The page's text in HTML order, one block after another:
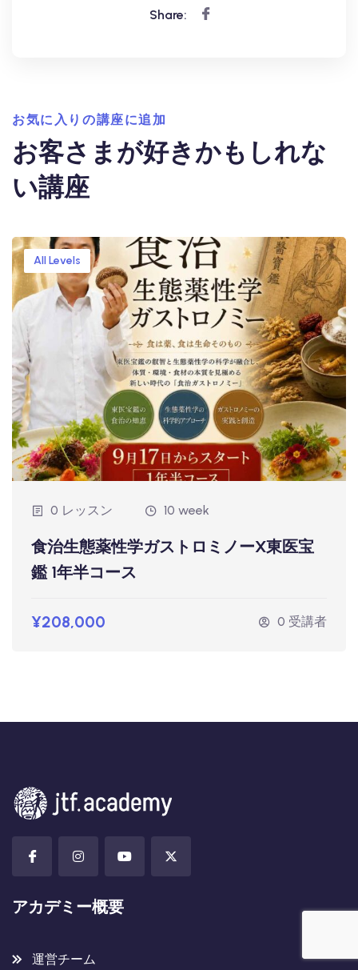
Share:
お気に入りの講座に追加
お客さまが好きかもしれな
い講座
All Levels
0 レッスン 10 week
食治生態薬性学ガストロミノーX東医宝
鑑 1年半コース
¥208,000 0 受講者
アカデミー概要
運営チーム